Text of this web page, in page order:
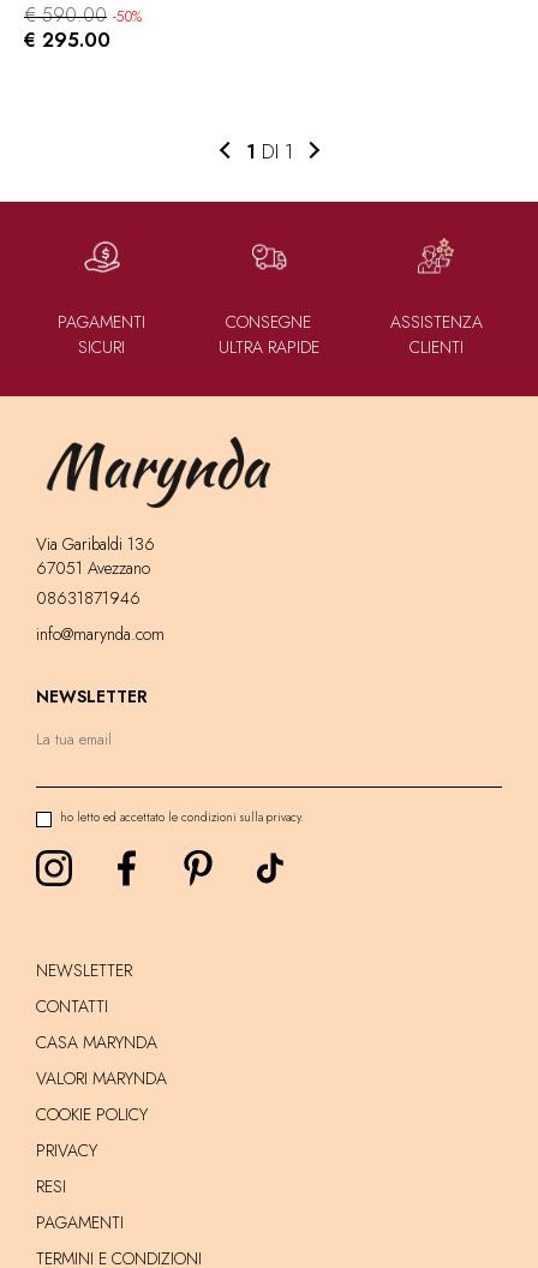
€ 590.00 -50%
€ 295.00
1 DI 1
PAGAMENTI
SICURI
CONSEGNE
ULTRA RAPIDE
ASSISTENZA
CLIENTI
Via Garibaldi 136
67051 Avezzano
08631871946
info@marynda.com
NEWSLETTER
ho letto ed accettato le condizioni sulla privacy.
NEWSLETTER
CONTATTI
CASA MARYNDA
VALORI MARYNDA
COOKIE POLICY
PRIVACY
RESI
PAGAMENTI
TERMINI E CONDIZIONI